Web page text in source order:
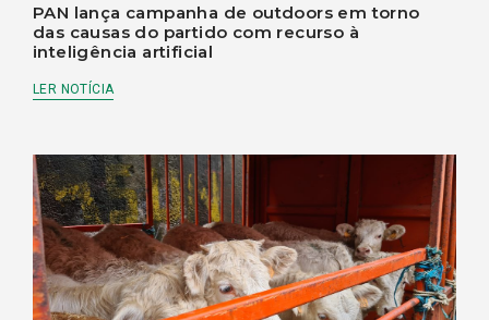
PAN lança campanha de outdoors em torno
das causas do partido com recurso à
inteligência artificial
LER NOTÍCIA